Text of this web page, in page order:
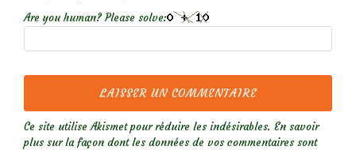
Are you human? Please solve:
Ce site utilise Akismet pour réduire les indésirables. En savoir
plus sur la façon dont les données de vos commentaires sont